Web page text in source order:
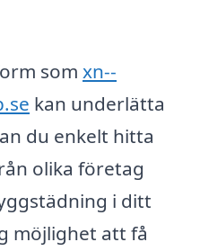
som xn--
kan underlätta
du enkelt hitta
olika företag
i ditt
möjlighet att få